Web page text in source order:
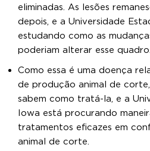
eliminadas. As lesões
depois, e a Universidade
estudando como as
poderiam alterar esse quadro.
Como essa é uma doença
de produção animal de
sabem como tratá-la, e a
Iowa está procurando
tratamentos eficazes em
animal de corte.